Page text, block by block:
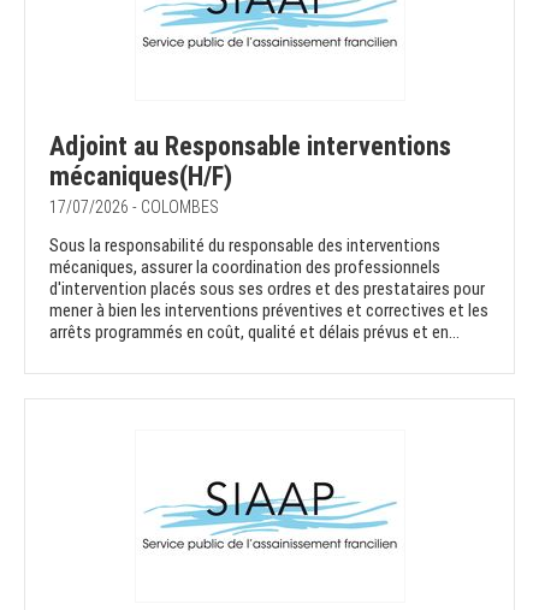
Adjoint au Responsable interventions
mécaniques(H/F)
17/07/2026 - COLOMBES
Sous la responsabilité du responsable des interventions
mécaniques, assurer la coordination des professionnels
d'intervention placés sous ses ordres et des prestataires pour
mener à bien les interventions préventives et correctives et les
arrêts programmés en coût, qualité et délais prévus et en...